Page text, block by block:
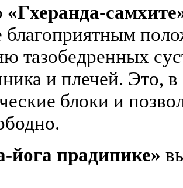
«Гхеранда-
благоприятным
тазобедренных
и плечей. Это,
блоки и
йога прадипике»